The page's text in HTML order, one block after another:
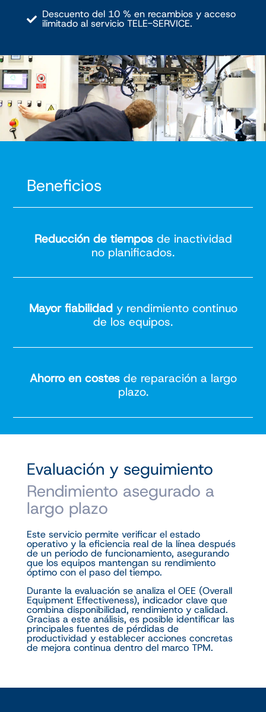
Descuento del 10 % en recambios y acceso
ilimitado al servicio TELE-SERVICE.
Beneficios
Reducción de tiemposde inactividad
no planificados.
Mayor fiabilidady rendimiento continuo
de los equipos.
Ahorro en costesde reparación a largo
plazo.
Evaluación y seguimiento
Rendimiento asegurado a
largo plazo
Este servicio permite verificar el estado
operativo y la eficiencia real de la línea después
de un periodo de funcionamiento, asegurando
que los equipos mantengan su rendimiento
óptimo con el paso del tiempo.
Durante la evaluación se analiza el OEE (Overall
Equipment Effectiveness), indicador clave que
combina disponibilidad, rendimiento y calidad.
Gracias a este análisis, es posible identificar las
principales fuentes de pérdidas de
productividad y establecer acciones concretas
de mejora continua dentro del marco TPM.